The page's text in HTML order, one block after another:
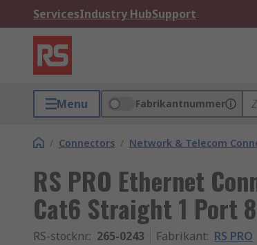
ServicesIndustry HubSupport
Menu Fabrikantnummer
/ Connectors / Network & Telecom
RS PRO Ethernet
Cat6 Straight 1 Port
RS-stocknr.: 265-0243 Fabrikant: RS PRO